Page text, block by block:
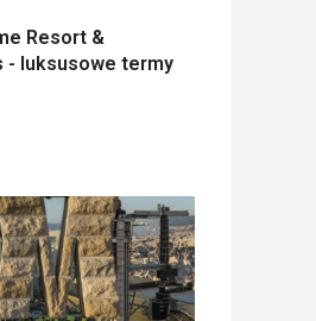
Resort &
- luksusowe termy